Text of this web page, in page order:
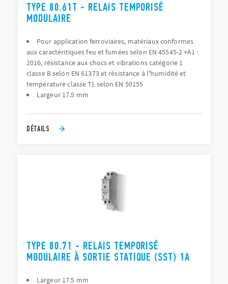
TYPE 80.61T - RELAIS TEMPORISÉ
MODULAIRE
Pour application ferroviaires, matériaux conformes
aux caractéritiques feu et fumées selon EN 45545-2 +A1 :
2016, résistance aux chocs et vibrations catégorie 1
classe B selon EN 61373 et résistance à l'humidité et
température classe T1 selon EN 50155
Largeur 17.5 mm
DÉTAILS
TYPE 80.71 - RELAIS TEMPORISÉ
MODULAIRE À SORTIE STATIQUE (SST) 1A
Largeur 17.5 mm